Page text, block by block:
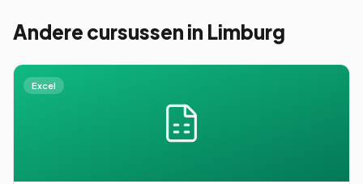
Andere cursussen in Limburg
Excel